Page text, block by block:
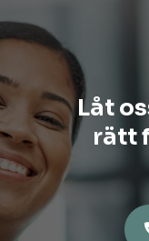
Låt
rätt